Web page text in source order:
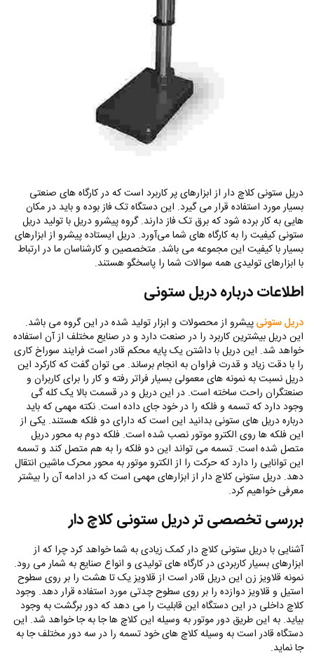
دریل ستونی کلاچ دار از ابزارهای پر کاربرد است که در کارگاه های صنعتی
بسیار مورد استفاده قرار می گیرد. این دستگاه تک فاز بوده و باید در مکان
هایی به کار برده شود که برق تک فاز دارند‌. گروه پیشرو دریل با تولید دریل
ستونی کیفیت را به کارگاه های شما می‌آورد. دریل ایستاده پیشرو از ابزارهای
بسیار با کیفیت این مجموعه می باشد. متخصصین و کارشناسان‌ ما در ارتباط
با ابزارهای تولیدی همه سوالات شما را پاسخگو هستند.
اطلاعات درباره دریل ستونی
دریل ستونیپیشرو از محصولات و ابزار تولید شده در این گروه می باشد.
این دریل بیشترین کاربرد را در صنعت دارد و در صنایع مختلف از آن استفاده
خواهد شد. این دریل با داشتن یک پایه محکم قادر است فرایند سوراخ کاری
‌را با دقت زیاد و قدرت فراوان به انجام برساند. می توان گفت که کارکرد این
دریل نسبت به نمونه های معمولی بسیار فراتر رفته ‌و کار را برای کاربران و
صنعتگران راحت ساخته است. در این دریل و در قسمت بالا یک کله گی
وجود دارد که تسمه و فلکه را در خود جای داده است. نکته مهمی که باید
درباره دریل های ستونی بدانید این است که دارای دو فلکه هستند. یکی از
این فلکه ها روی الکترو موتور نصب شده است. فلکه دوم‌ به محور دریل
متصل شده است. تسمه می تواند این دو فلکه را به هم متصل کند و تسمه
این توانایی را دارد که حرکت را از الکترو موتور به محور محرک ماشین انتقال
دهد. دریل ستونی کلاچ دار از ابزارهای مهمی است که در ادامه آن را بیشتر
معرفی خواهیم کرد.
بررسی تخصصی تر دریل ستونی کلاچ دار
آشنایی با دریل ستونی کلاچ دار کمک زیادی به شما خواهد کرد چرا که از
ابزارهای بسیار کاربردی در کارگاه های تولیدی و انواع صنایع به شمار می رود.
نمونه قلاویز زن این دریل قادر است از قلاویز یک تا هشت را بر روی سطوح
استیل و قلاویز دوازده را بر روی سطوح چدتی مورد استفاده قرار دهد. وجود
کلاچ داخلی در این دستگاه این قابلیت را می دهد که دور برگشت به وجود
بیاید. به این طریق دور موتور به وسیله این کلاچ ها جا به جا خواهد شد. این
دستگاه قادر است به وسیله کلاچ های خود تسمه را در سه دور مختلف جا به
جا نماید‌.